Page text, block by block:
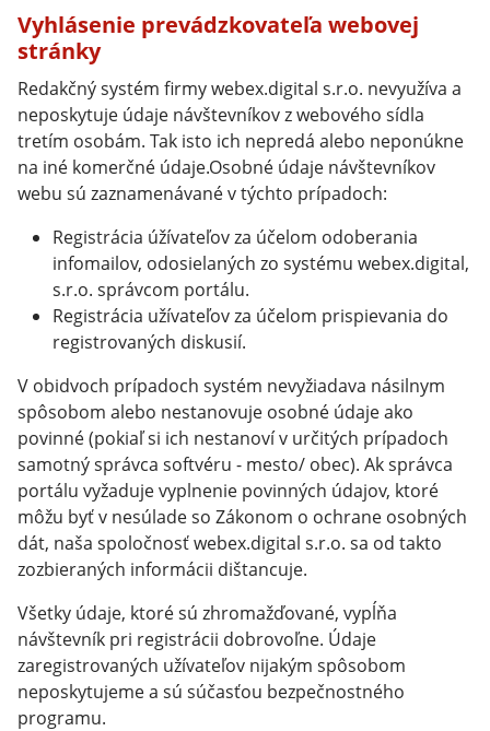
Vyhlásenie prevádzkovateľa webovej
stránky
Redakčný systém firmy webex.digital s.r.o. nevyužíva a
neposkytuje údaje návštevníkov z webového sídla
tretím osobám. Tak isto ich nepredá alebo neponúkne
na iné komerčné údaje.Osobné údaje návštevníkov
webu sú zaznamenávané v týchto prípadoch:
Registrácia úžívateľov za účelom odoberania
infomailov, odosielaných zo systému webex.digital,
s.r.o. správcom portálu.
Registrácia užívateľov za účelom prispievania do
registrovaných diskusií.
V obidvoch prípadoch systém nevyžiadava násilnym
spôsobom alebo nestanovuje osobné údaje ako
povinné (pokiaľ si ich nestanoví v určitých prípadoch
samotný správca softvéru - mesto/ obec). Ak správca
portálu vyžaduje vyplnenie povinných údajov, ktoré
môžu byť v nesúlade so Zákonom o ochrane osobných
dát, naša spoločnosť webex.digital s.r.o. sa od takto
zozbieraných informácii dištancuje.
Všetky údaje, ktoré sú zhromažďované, vypĺňa
návštevník pri registrácii dobrovoľne. Údaje
zaregistrovaných užívateľov nijakým spôsobom
neposkytujeme a sú súčasťou bezpečnostného
programu.